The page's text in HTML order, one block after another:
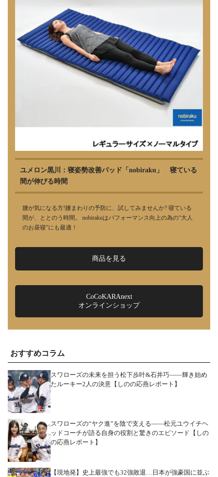
ユメロン黒川：寝姿勢改善パッド「nobiraku」 寝ている
間が伸びる時間
腰が気になる方!腰まわりの予防に、試してみませんか? 寝ている
間が、ととのう時間。 nobirakuはパフォーマンス向上の為の“大人
のお昼寝”にも最適！
商品を見る
CoCoKARAnext
オンラインショップ
おすすめコラム
スワローズの未来を担う松下歩叶&石井巧――輝き始め
たルーキー2人の決意【しのの応燕レポート】
スワローズの“ヤク進”を陰で支える――松元ユウイチヘ
ッドコーチが語る自身の役割と驚きのエピソード【しの
の応燕レポート】
【現地発】史上最強でも32強敗退…日本が強豪国に並ぶ